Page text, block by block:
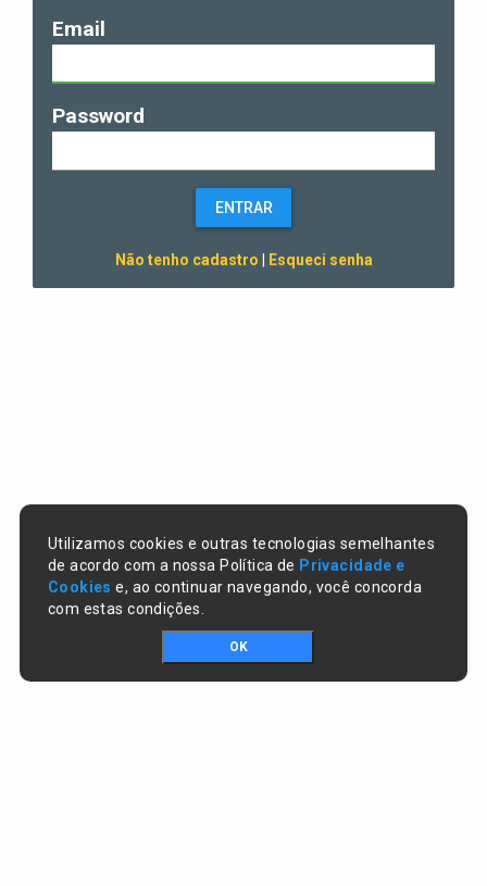
Email
Password
ENTRAR
Não tenho cadastro Esqueci senha
Utilizamos cookies e outras tecnologias semelhantes
de acordo com a nossa Política de Privacidade e
Cookies e, ao continuar navegando, você concorda
com estas condições.
OK